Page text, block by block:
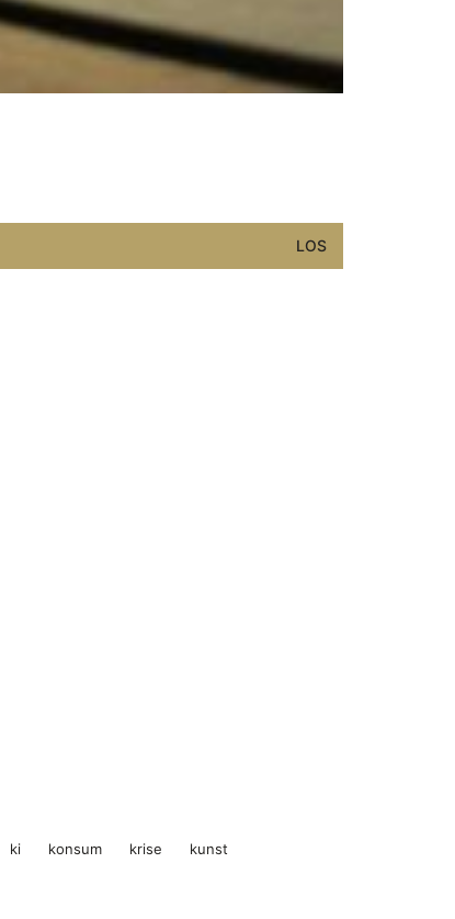
ki konsum krise
kunst